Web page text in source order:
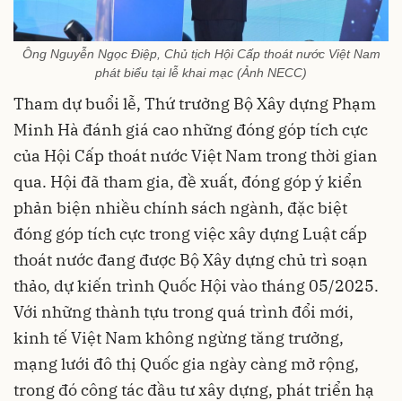
Ông Nguyễn Ngọc Điệp, Chủ tịch Hội Cấp thoát nước Việt Nam
phát biểu tại lễ khai mạc (Ảnh NECC)
Tham dự buổi lễ, Thứ trưởng Bộ Xây dựng Phạm
Minh Hà đánh giá cao những đóng góp tích cực
của Hội Cấp thoát nước Việt Nam trong thời gian
qua. Hội đã tham gia, đề xuất, đóng góp ý kiển
phản biện nhiều chính sách ngành, đặc biệt
đóng góp tích cực trong việc xây dựng Luật cấp
thoát nước đang được Bộ Xây dựng chủ trì soạn
thảo, dự kiến trình Quốc Hội vào tháng 05/2025.
Với những thành tựu trong quá trình đổi mới,
kinh tế Việt Nam không ngừng tăng trưởng,
mạng lưới đô thị Quốc gia ngày càng mở rộng,
trong đó công tác đầu tư xây dựng, phát triển hạ